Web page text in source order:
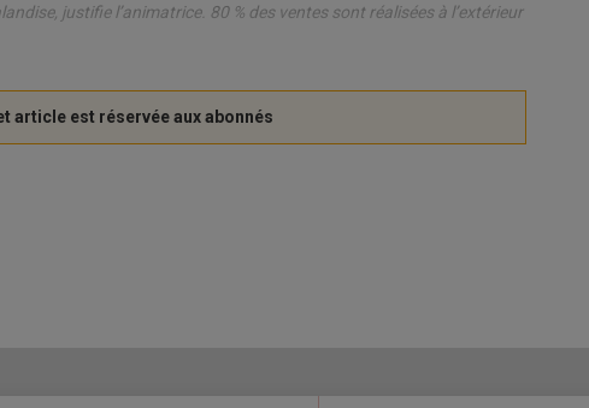
justifie l’animatrice. 80 % des ventes sont réalisées à l’extérieur